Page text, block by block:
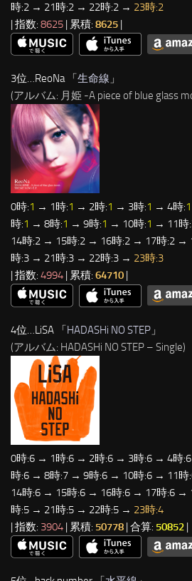
時:2 → 21時:2 → 22時:2 → 23時:2
| 指数: 8625 | 累積: 8625 |
3位…ReoNa 「 生命線 」
(アルバム: 月姫 -A piece of blue glass
0時:1 → 1時:1 → 2時:1 → 3時:1 → 4時:1
時:1 → 8時:1 → 9時:1 → 10時:1 → 11時
14時:2 → 15時:2 → 16時:2 → 17時:2 →
時:3 → 21時:3 → 22時:3 → 23時:3
| 指数: 4994 | 累積: 64710
4位…LiSA 「HADASHi NO STEP 」
(アルバム: HADASHi NO STEP – Single)
0時:6 → 1時:6 → 2時:6 → 3時:6 → 4時
時:6 → 8時:7 → 9時:6 → 10時:6 → 11
14時:6 → 15時:6 → 16時:6 → 17時:6 →
時:5 → 21時:5 → 22時:5 → 23時:4
| 指数: 3904 | 累積: 50778 | 合算: 50852 |